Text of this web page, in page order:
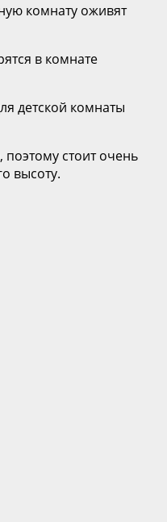
комнату оживят
в комнате
детской комнаты
стоит очень
высоту.